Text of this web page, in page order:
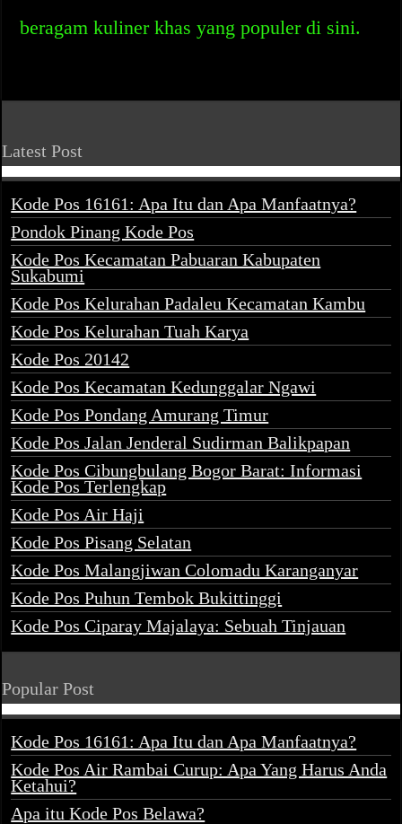
beragam kuliner khas yang populer di sini.
Latest Post
Kode Pos 16161: Apa Itu dan Apa Manfaatnya?
Pondok Pinang Kode Pos
Kode Pos Kecamatan Pabuaran Kabupaten
Sukabumi
Kode Pos Kelurahan Padaleu Kecamatan Kambu
Kode Pos Kelurahan Tuah Karya
Kode Pos 20142
Kode Pos Kecamatan Kedunggalar Ngawi
Kode Pos Pondang Amurang Timur
Kode Pos Jalan Jenderal Sudirman Balikpapan
Kode Pos Cibungbulang Bogor Barat: Informasi
Kode Pos Terlengkap
Kode Pos Air Haji
Kode Pos Pisang Selatan
Kode Pos Malangjiwan Colomadu Karanganyar
Kode Pos Puhun Tembok Bukittinggi
Kode Pos Ciparay Majalaya: Sebuah Tinjauan
Popular Post
Kode Pos 16161: Apa Itu dan Apa Manfaatnya?
Kode Pos Air Rambai Curup: Apa Yang Harus Anda
Ketahui?
Apa itu Kode Pos Belawa?